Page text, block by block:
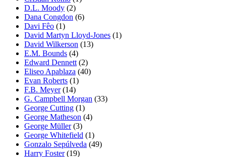
D.L. Moody (2)
Dana Congdon (6)
Davi Fêo (1)
David Martyn Lloyd-Jones (1)
David Wilkerson (13)
E.M. Bounds (4)
Edward Dennett (2)
Eliseo Apablaza (40)
Evan Roberts (1)
F.B. Meyer(14)
G. Campbell Morgan (33)
George Cutting (1)
George Matheson (4)
George Müller(3)
George Whitefield (1)
Gonzalo Sepúlveda (49)
Harry Foster(19)